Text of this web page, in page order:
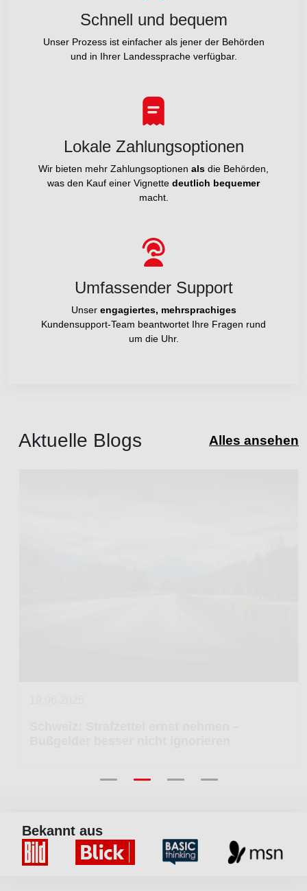
Schnell und bequem
Unser Prozess ist einfacher als jener der Behörden
und in Ihrer Landessprache verfügbar.
Lokale Zahlungsoptionen
Wir bieten mehr Zahlungsoptionen als die Behörden,
was den Kauf einer Vignette deutlich bequemer
macht.
Umfassender Support
Unser engagiertes, mehrsprachiges
Kundensupport-Team beantwortet Ihre Fragen rund
um die Uhr.
Aktuelle Blogs Alles ansehen
Bekannt aus